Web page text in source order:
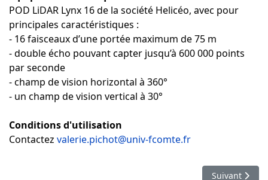
POD LiDAR Lynx 16 de la société Helicéo, avec pour
principales caractéristiques :
- 16 faisceaux d’une portée maximum de 75 m
- double écho pouvant capter jusqu’à 600 000 points
par seconde
- champ de vision horizontal à 360°
- un champ de vision vertical à 30°
Conditions d'utilisation
Contactez valerie.pichot@univ-fcomte.fr
Article
Suivant